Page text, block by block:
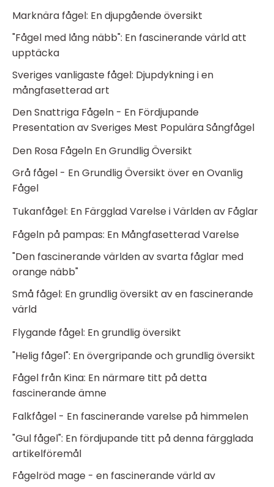
Marknära fågel: En djupgående översikt
"Fågel med lång näbb": En fascinerande värld att
upptäcka
Sveriges vanligaste fågel: Djupdykning i en
mångfasetterad art
Den Snattriga Fågeln - En Fördjupande
Presentation av Sveriges Mest Populära Sångfågel
Den Rosa Fågeln En Grundlig Översikt
Grå fågel - En Grundlig Översikt över en Ovanlig
Fågel
Tukanfågel: En Färgglad Varelse i Världen av Fåglar
Fågeln på pampas: En Mångfasetterad Varelse
"Den fascinerande världen av svarta fåglar med
orange näbb"
Små fågel: En grundlig översikt av en fascinerande
värld
Flygande fågel: En grundlig översikt
"Helig fågel": En övergripande och grundlig översikt
Fågel från Kina: En närmare titt på detta
fascinerande ämne
Falkfågel - En fascinerande varelse på himmelen
"Gul fågel": En fördjupande titt på denna färgglada
artikelföremål
Fågelröd mage - en fascinerande värld av